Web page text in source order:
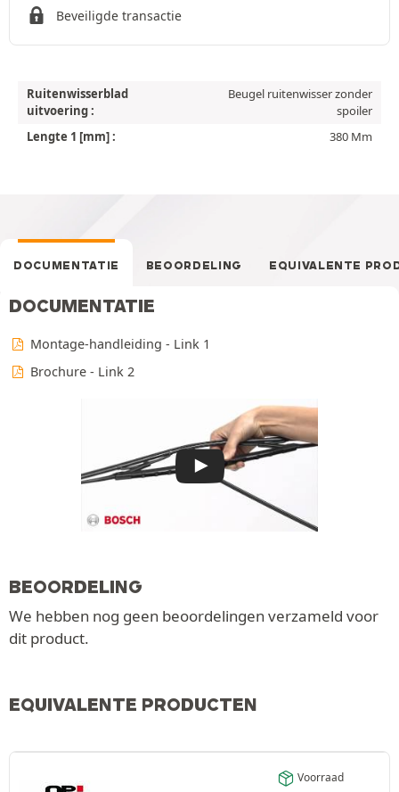
Beveiligde transactie
Ruitenwisserblad
uitvoering :
Beugel ruitenwisser zonder
spoiler
Lengte 1 [mm] :
380 Mm
DOCUMENTATIE BEOORDELING EQUIVALENTE
DOCUMENTATIE
Montage-handleiding - Link 1
Brochure - Link 2
BEOORDELING
We hebben nog geen beoordelingen verzameld voor
dit product.
EQUIVALENTE PRODUCTEN
Voorraad